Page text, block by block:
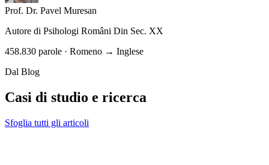
Prof. Dr. Pavel Muresan
Autore di Psihologi Români Din Sec. XX
458.830 parole · Romeno → Inglese
Dal Blog
Casi di studio e ricerca
Sfoglia tutti gli articoli